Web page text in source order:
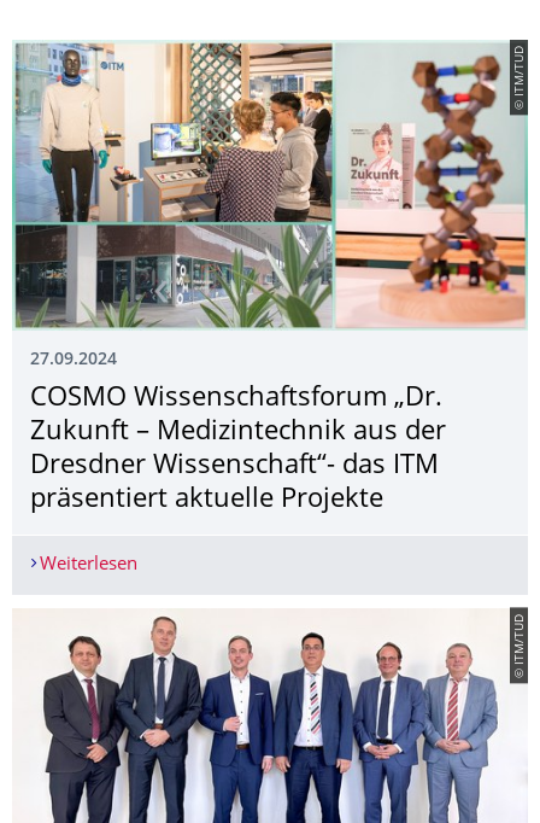
© ITM/TUD
27.09.2024
COSMO Wissenschaftsforum „Dr.
Zukunft – Medizintechnik aus der
Dresdner Wissenschaft“- das ITM
präsentiert aktuelle Projekte
Weiterlesen
© ITM/TUD